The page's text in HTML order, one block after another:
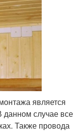
является
данном случае все
Также провода